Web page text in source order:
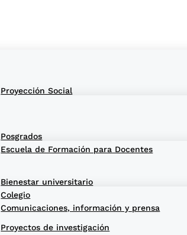
Proyección Social
Escuela de Formación para Docentes
Comunicaciones, información y prensa
Posgrados
Colegio
Bienestar universitario
Proyectos de investigación